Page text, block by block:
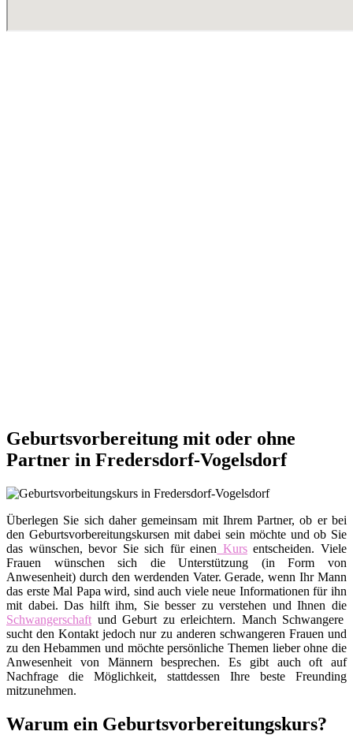
Geburtsvorbereitung mit oder ohne
Partner in Fredersdorf-Vogelsdorf
Überlegen Sie sich daher gemeinsam mit Ihrem Partner, ob er bei
den Geburtsvorbereitungskursen mit dabei sein möchte und ob Sie
das wünschen, bevor Sie sich für einen Kursentscheiden. Viele
Frauen wünschen sich die Unterstützung (in Form von
Anwesenheit) durch den werdenden Vater. Gerade, wenn Ihr Mann
das erste Mal Papa wird, sind auch viele neue Informationen für ihn
mit dabei. Das hilft ihm, Sie besser zu verstehen und Ihnen die
Schwangerschaft und Geburt zu erleichtern. Manch Schwangere
sucht den Kontakt jedoch nur zu anderen schwangeren Frauen und
zu den Hebammen und möchte persönliche Themen lieber ohne die
Anwesenheit von Männern besprechen. Es gibt auch oft auf
Nachfrage die Möglichkeit, stattdessen Ihre beste Freunding
mitzunehmen.
Warum ein Geburtsvorbereitungskurs?